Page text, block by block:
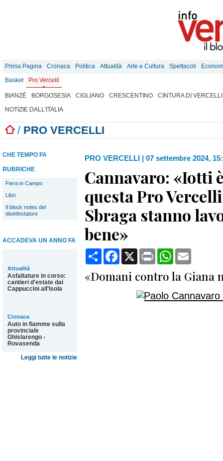
Prima Pagina Cronaca Politica Attualità Arte e Cultura Spettacoli
Basket
Pro Vercelli
BIANZÈ BORGOSESIA CIGLIANO CRESCENTINO
CINTURA DI VERCELLI
NOTIZIE DALL'ITALIA
/ PRO VERCELLI
CHE TEMPO FA
RUBRICHE
Fiera in Campo
Libri
Il block notes del
disinfestatore
ACCADEVA UN ANNO FA
Attualità
Asfaltature in corso:
cantieri d'estate dai
Cappuccini all'Isola
Cronaca
Auto in fiamme sulla
provinciale
Ghislarengo -
Rovasenda
Leggi tutte le notizie
PRO VERCELLI | 07 settembre 2024,
Cannavaro: «Iotti
questa Pro
Sbraga stanno
bene»
CondividiFacebook
X Print WhatsApp
«Domani contro la Giana